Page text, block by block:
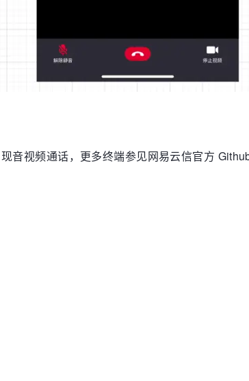
音视频通话，更多终端参见网易云信官方